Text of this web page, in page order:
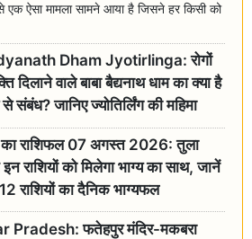
एक ऐसा मामला सामने आया है जिसने हर किसी को
Dham Jyotirlinga: रोगों
दिलाने वाले बाबा बैद्यनाथ धाम का क्या है
से संबंध? जानिए ज्योतिर्लिंग की महिमा
राशिफल 07 अगस्त 2026: तुला
राशियों को मिलेगा भाग्य का साथ, जानें
राशियों का दैनिक भाग्यफल
Pradesh: फतेहपुर मंदिर-मकबरा